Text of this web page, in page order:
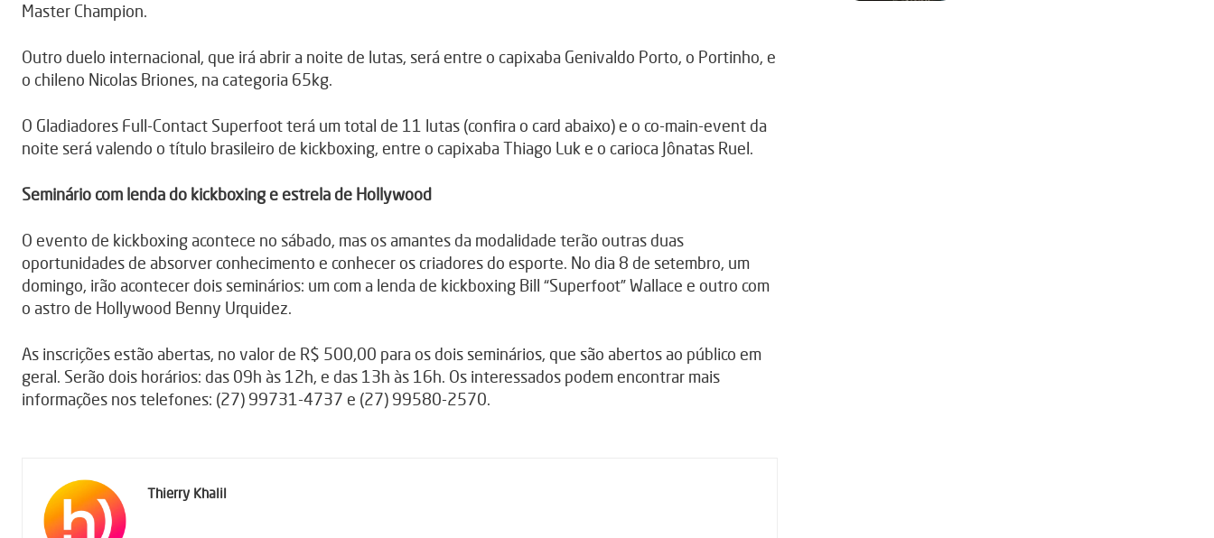
Master Champion.
Outro duelo internacional, que irá abrir a noite de lutas, será entre o capixaba Genivaldo Porto, o Portinho, e
o chileno Nicolas Briones, na categoria 65kg.
O Gladiadores Full-Contact Superfoot terá um total de 11 lutas (confira o card abaixo) e o co-main-event da
noite será valendo o título brasileiro de kickboxing, entre o capixaba Thiago Luk e o carioca Jônatas Ruel.
Seminário com lenda do kickboxing e estrela de Hollywood
O evento de kickboxing acontece no sábado, mas os amantes da modalidade terão outras duas
oportunidades de absorver conhecimento e conhecer os criadores do esporte. No dia 8 de setembro, um
domingo, irão acontecer dois seminários: um com a lenda de kickboxing Bill “Superfoot” Wallace e outro com
o astro de Hollywood Benny Urquidez.
As inscrições estão abertas, no valor de R$ 500,00 para os dois seminários, que são abertos ao público em
geral. Serão dois horários: das 09h às 12h, e das 13h às 16h. Os interessados podem encontrar mais
informações nos telefones: (27) 99731-4737 e (27) 99580-2570.
Thierry Khalil